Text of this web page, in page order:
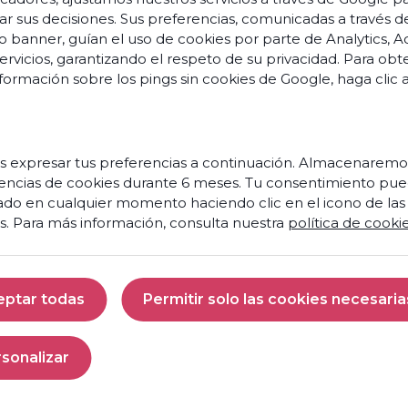
sus decisiones. Sus preferencias, comunicadas a través
banner, guían el uso de cookies por parte de Analytics,
garantizando el respeto de su privacidad. Para
sobre los pings sin cookies de Google, haga clic
expresar tus preferencias a continuación.
de cookies durante 6 meses. Tu consentimiento
en cualquier momento haciendo clic en el icono de las
Para más información, consulta nuestra política de
todas
Aceptar todas
Permitir solo las cookies
Permitir solo las
Personalizar
et
Prêt
à
faire
de
de
contact
un
moteur
de